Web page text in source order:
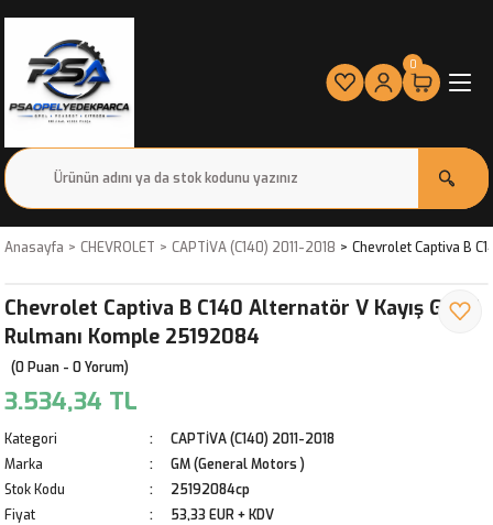
0
Anasayfa CHEVROLET CAPTİVA (C140) 2011-2018 Chevrolet Captiva B
Chevrolet Captiva B C140 Alternatör V Kayış Gergi
Rulmanı Komple 25192084
(0 Puan - 0 Yorum)
3.534,34 TL
Kategori
CAPTİVA (C140) 2011-2018
Marka
GM (General Motors )
Stok Kodu
25192084cp
Fiyat
53,33 EUR + KDV